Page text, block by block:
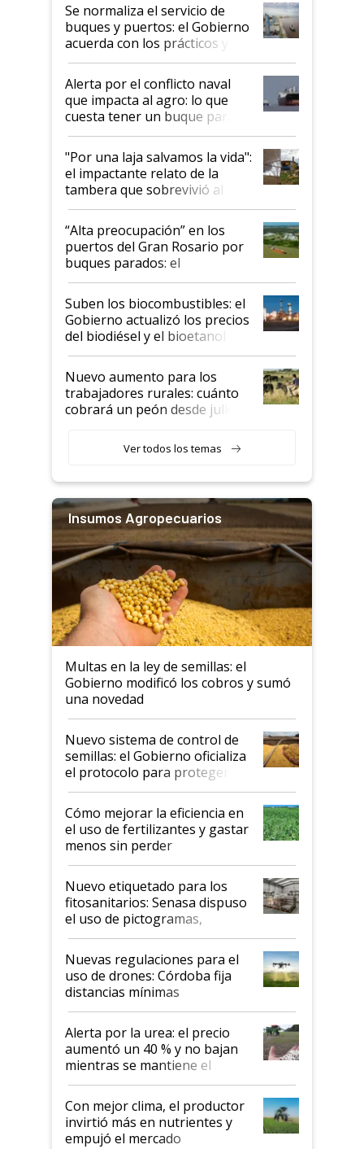
Se normaliza el servicio de
buques y puertos: el Gobierno
acuerda con los prácticos y
suspende el decreto de
desregulación
Alerta por el conflicto naval
que impacta al agro: lo que
cuesta tener un buque parado
y el peligro de que Argentina
pase a ser "país sucio"
"Por una laja salvamos la vida":
el impactante relato de la
tambera que sobrevivió al
tornado
“Alta preocupación” en los
puertos del Gran Rosario por
buques parados: el
funcionamiento de las
exportadoras en tensión tras
la medida de fuerza de los
prácticos
Suben los biocombustibles: el
Gobierno actualizó los precios
del biodiésel y el bioetanol
Nuevo aumento para los
trabajadores rurales: cuánto
cobrará un peón desde julio
Ver todos los temas
Insumos Agropecuarios
Multas en la ley de semillas: el
Gobierno modificó los cobros y sumó
una novedad
Nuevo sistema de control de
semillas: el Gobierno oficializa
el protocolo para proteger la
propiedad intelectual
Cómo mejorar la eficiencia en
el uso de fertilizantes y gastar
menos sin perder
productividad en la campaña
fina
Nuevo etiquetado para los
fitosanitarios: Senasa dispuso
el uso de pictogramas,
palabras de advertencia e
indicaciones
Nuevas regulaciones para el
uso de drones: Córdoba fija
distancias mínimas
Alerta por la urea: el precio
aumentó un 40 % y no bajan
mientras se mantiene el
conflicto en Medio Oriente
Con mejor clima, el productor
invirtió más en nutrientes y
empujó el mercado